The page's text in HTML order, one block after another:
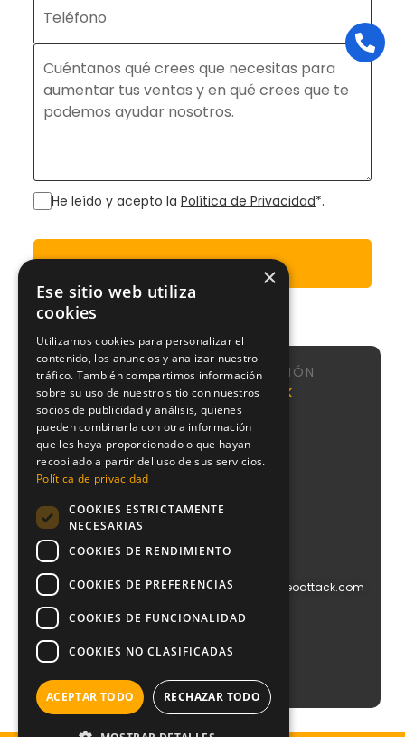
He leído y acepto la Política de Privacidad*.
Enviar
NAVEGACIÓN
Agencia
SEO
Agencia
Google
Ads
Web
Branding
Agencia
Media
Growth
Nosotros
Sistema
CMI
Podcast
Blog
NeoAttack
Calle de
Sta
Engracia,
151, 1,
puerta 1,
Chamberí,
+34
612
info@blog.neoattack.com
×
Ese sitio web utiliza
cookies
Utilizamos cookies para personalizar el
contenido, los anuncios y analizar nuestro
tráfico. También compartimos información
sobre su uso de nuestro sitio con nuestros
socios de publicidad y análisis, quienes
pueden combinarla con otra información
que les haya proporcionado o que hayan
recopilado a partir del uso de sus servicios.
Política de privacidad
COOKIES ESTRICTAMENTE
NECESARIAS
COOKIES DE RENDIMIENTO
COOKIES DE PREFERENCIAS
COOKIES DE FUNCIONALIDAD
COOKIES NO CLASIFICADAS
ACEPTAR TODO RECHAZAR TODO